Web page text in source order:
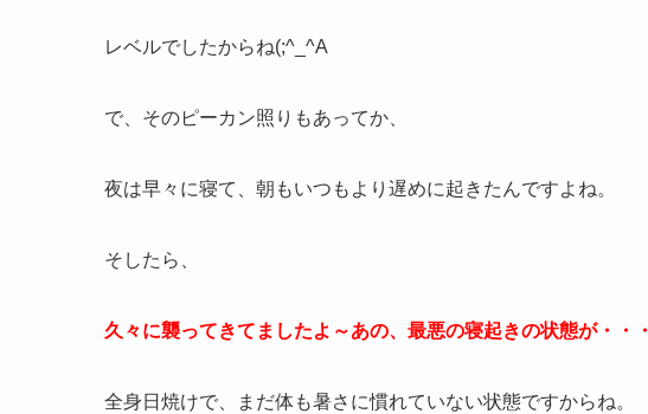
レベルでしたからね(;^_^A
で、そのピーカン照りもあってか、
夜は早々に寝て、朝もいつもより遅めに起きたんですよね。
そしたら、
久々に襲ってきてましたよ～あの、最悪の寝起きの状態が・・・
全身日焼けで、まだ体も暑さに慣れていない状態ですからね。